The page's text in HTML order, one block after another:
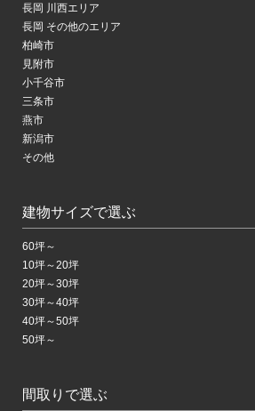
長岡 川西エリア
長岡 その他のエリア
柏崎市
見附市
小千谷市
三条市
燕市
新潟市
その他
建物サイズで選ぶ
60坪～
10坪～20坪
20坪～30坪
30坪～40坪
40坪～50坪
50坪～
間取りで選ぶ